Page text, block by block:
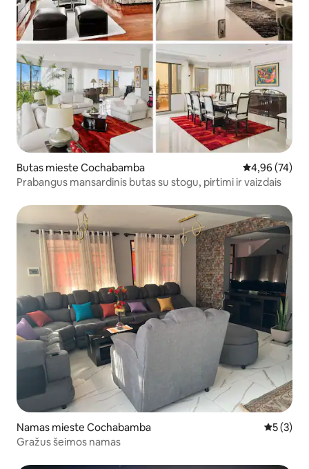
Butas mieste Cochabamba Vidutinis
4,96 (74)
Prabangus mansardinis butas su stogu, pirtimi ir vaizdais
Namas mieste Cochabamba Vidutinis
5 (3)
Gražus šeimos namas